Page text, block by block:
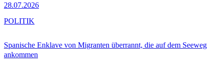
28.07.2026
Spanische Enklave von Migranten überrannt, die auf dem Seeweg
ankommen
POLITIK